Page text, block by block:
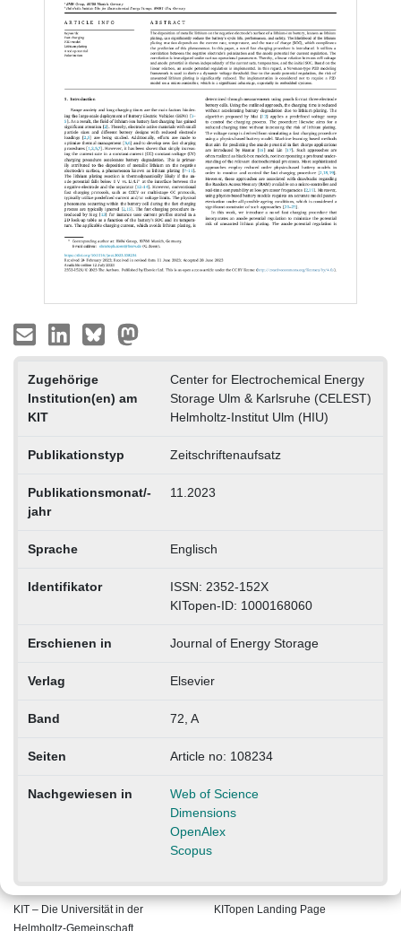
Zugehörige
Institution(en) am
KIT
Center for Electrochemical Energy
Storage Ulm & Karlsruhe (CELEST)
Helmholtz-Institut Ulm (HIU)
Publikationstyp Zeitschriftenaufsatz
Publikationsmonat/-
jahr
11.2023
Sprache Englisch
Identifikator
ISSN: 2352-152X
KITopen-ID: 1000168060
Erschienen in Journal of Energy Storage
Verlag Elsevier
Band 72, A
Seiten Article no: 108234
Nachgewiesen in
Web of Science
Dimensions
OpenAlex
Scopus
KIT – Die Universität in der
KITopen Landing Page